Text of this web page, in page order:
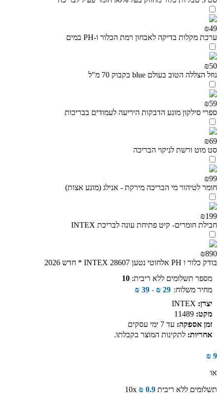
₪49
ערכת מקלות בדיקה לאבחון רמת הכלור ו-PH במים
₪50
נוזל הצללה הטוב בעולם blue בקבוק 70 מ"ל
₪59
ספרי סילקון מונע הדבקות היריעה לעמודים בבריכות
₪69
סט מוט ורשת לניקוי הבריכה
₪99
חומר לטיהור מי הבריכה מירקת - אנילג (מונע אצות)
₪199
חבילת חומרים- קיט פתיחת עונה לבריכת INTEX
₪890
בודק כלור ו PH אלחוטי נטען INTEX 28607 * חדש 2026
מספר תשלומים ללא ריבית: 10
מחיר משלוח:
₪ 29
-
₪ 39
יצרן: INTEX
מקט: 11489
זמן אספקה: עד 7 ימי עסקים
אחריות: לתקינות המוצר בקבלתו.
₪ 9
או
תשלומים ללא ריבית
₪ 0.9